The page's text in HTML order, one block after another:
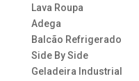
Lava Roupa
Adega
Balcão Refrigerado
Side By Side
Geladeira Industrial